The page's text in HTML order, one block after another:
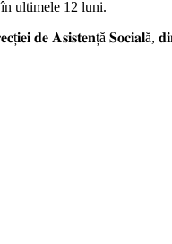
ultimele 12 luni.
𝐝𝐞 𝐀𝐬𝐢𝐬𝐭𝐞𝐧ță